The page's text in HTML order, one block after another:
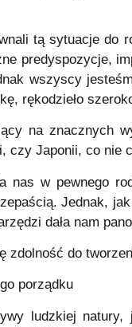
tą sytuacje do
predyspozycje,
wszyscy
rękodzieło
na znacznych
czy Japonii, co nie
nas w pewnego
Jednak,
dała nam
zdolność do
porządku
ludzkiej natury,